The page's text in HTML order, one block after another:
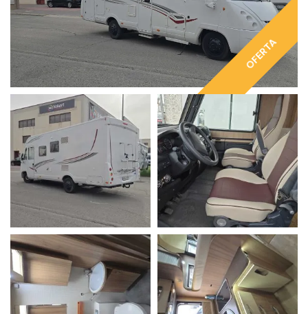
OFERTA